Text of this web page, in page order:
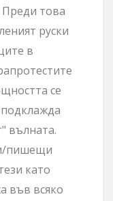
това
руски
в
се
вълната.
пишещи
като
във всяко